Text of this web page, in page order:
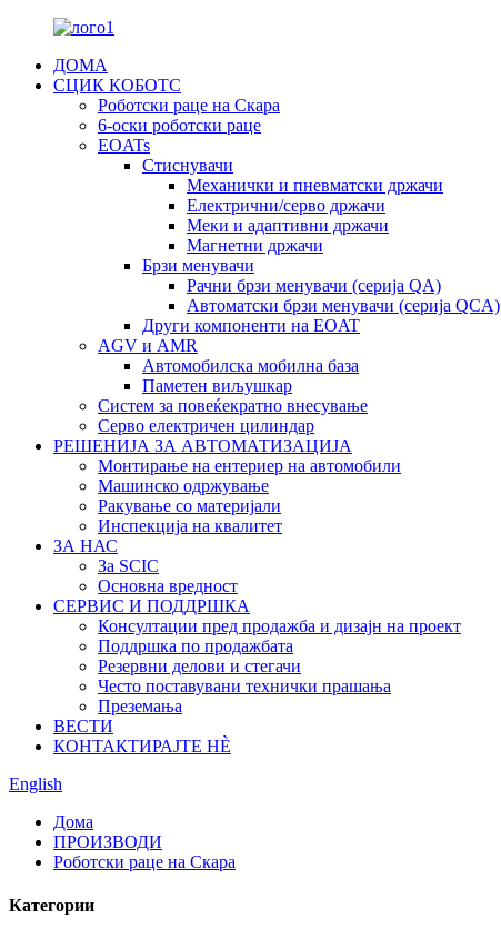
ДОМА
СЦИК КОБОТС
Роботски раце на Скара
6-оски роботски раце
EOATs
Стиснувачи
Механички и пневматски држачи
Електрични/серво држачи
Меки и адаптивни држачи
Магнетни држачи
Брзи менувачи
Рачни брзи менувачи (серија QA)
Автоматски брзи менувачи (серија QCA)
Други компоненти на EOAT
AGV и AMR
Автомобилска мобилна база
Паметен виљушкар
Систем за повеќекратно внесување
Серво електричен цилиндар
РЕШЕНИЈА ЗА АВТОМАТИЗАЦИЈА
Монтирање на ентериер на автомобили
Машинско одржување
Ракување со материјали
Инспекција на квалитет
ЗА НАС
За SCIC
Основна вредност
СЕРВИС И ПОДДРШКА
Консултации пред продажба и дизајн на проект
Поддршка по продажбата
Резервни делови и стегачи
Често поставувани технички прашања
Преземања
ВЕСТИ
КОНТАКТИРАЈТЕ НÈ
English
Дома
ПРОИЗВОДИ
Роботски раце на Скара
Категории